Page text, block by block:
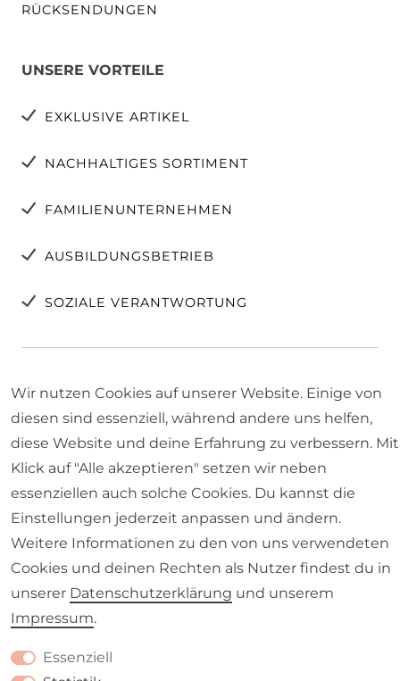
RÜCKSENDUNGEN
UNSERE VORTEILE
EXKLUSIVE ARTIKEL
NACHHALTIGES SORTIMENT
FAMILIENUNTERNEHMEN
AUSBILDUNGSBETRIEB
SOZIALE VERANTWORTUNG
SICHERE ZAHLUNGSARTEN
ÖFFNUNGSZEITEN
Lieblingsladen Baunach
Samstag 10.00 bis 13.00 Uhr
Wir nutzen Cookies auf unserer Website. Einige von
diesen sind essenziell, während andere uns helfen,
diese Website und deine Erfahrung zu verbessern. Mit
Klick auf "Alle akzeptieren" setzen wir neben
essenziellen auch solche Cookies. Du kannst die
Einstellungen jederzeit anpassen und ändern.
Weitere Informationen zu den von uns verwendeten
Cookies und deinen Rechten als Nutzer findest du in
unserer Daten­schutz­erklärung und unserem
Impressum.
Essenziell